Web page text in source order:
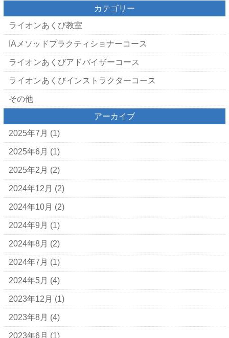
カテゴリー
ライオンあくび教室
IAメソッドプラクティショナーコース
ライオンあくびアドバイザーコース
ライオンあくびインストラクターコース
その他
アーカイブ
2025年7月 (1)
2025年6月 (1)
2025年2月 (2)
2024年12月 (2)
2024年10月 (2)
2024年9月 (1)
2024年8月 (2)
2024年7月 (1)
2024年5月 (4)
2023年12月 (1)
2023年8月 (4)
2023年6月 (1)